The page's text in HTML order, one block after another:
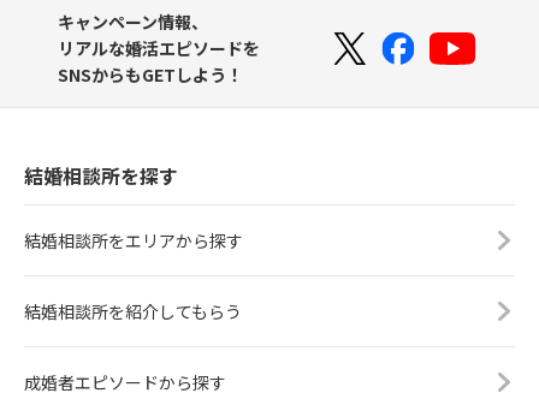
キャンペーン情報、
リアルな婚活エピソードを
SNSからもGETしよう！
結婚相談所を探す
結婚相談所をエリアから探す
結婚相談所を紹介してもらう
成婚者エピソードから探す